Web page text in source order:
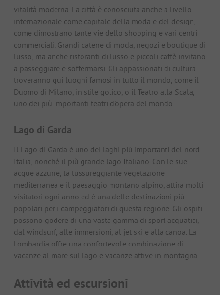
vitalità moderna. La città è conosciuta anche a livello
internazionale come capitale della moda e del design,
come dimostrano tante vie dello shopping e vari centri
commerciali. Grandi catene di moda, negozi e boutique di
lusso, ma anche ristoranti di lusso e piccoli caffè invitano
a passeggiare e soffermarsi. Gli appassionati di cultura
troveranno qui luoghi famosi in tutto il mondo, come il
Duomo di Milano, in stile gotico, o il Teatro alla Scala,
uno dei più importanti teatri d'opera del mondo.
Lago di Garda
Il Lago di Garda è uno dei laghi più importanti del nord
Italia, nonché il più grande lago Italiano. Con le sue
acque azzurre, la lussureggiante vegetazione
mediterranea e il paesaggio montano alpino, attira molti
visitatori ogni anno ed è una delle destinazioni più
popolari per i campeggiatori di questa regione. Gli ospiti
possono godere di una vasta gamma di sport acquatici,
dal windsurf, alle immersioni, al jet ski e alla canoa. La
Lombardia offre una confortevole combinazione di
vacanze al mare sul lago e vacanze attive in montagna.
Attività ed escursioni